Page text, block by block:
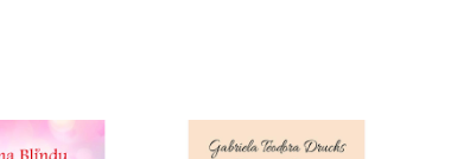
s